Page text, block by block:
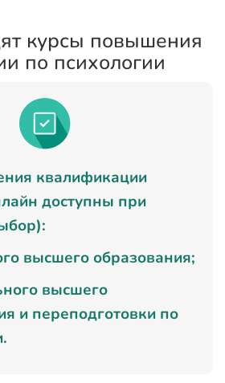
курсы повышения
по психологии
квалификации
доступны при
высшего образования;
высшего
и переподготовки по